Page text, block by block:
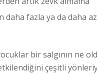
daha fazla ya da daha
bir salgının ne
çeşitli